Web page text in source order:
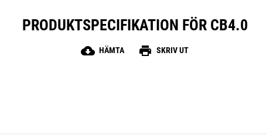
PRODUKTSPECIFIKATION FÖR CB4.0
cloud_download HÄMTA print SKRIV UT